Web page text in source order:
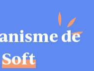
de
Soft